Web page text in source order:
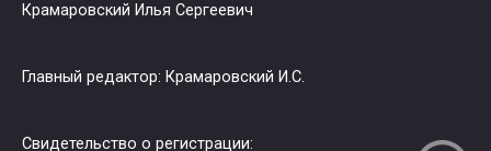
Крамаровский Илья Сергеевич
Главный редактор: Крамаровский И.С.
Свидетельство о регистрации: